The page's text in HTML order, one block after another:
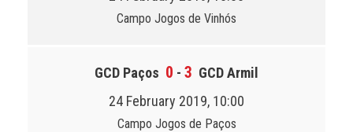
Campo Jogos de Vinhós
GCD Paços 0 - 3 GCD Armil
24 February 2019, 10:00
Campo Jogos de Paços